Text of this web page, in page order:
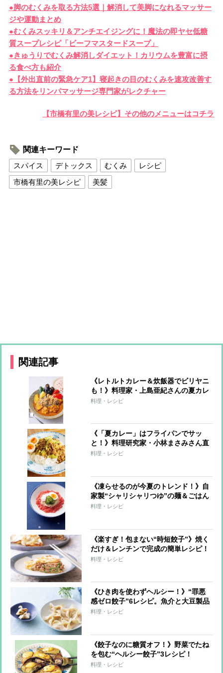
●脚のむくみを取る方法5選｜解消して美脚になれるマッサー
ジや運動まとめ
●むくみスッキリ＆アンチエイジングに！魔法の即ヤセ低糖
質スープレシピ「ビーフマスタードスープ」
●きゅうりでむくみ解消しダイエット！カリウムを豊富に摂
る食べ方も紹介
●【外出直前の緊急ケア1】寝起きの目のむくみを速攻改善す
る方法をリンパマッサージ専門家がレクチャー
【市橋有里の美レシピ】その他のメニューはコチラ
関連キーワード
スパイス
デトックス むくみ
レシピ
市橋有里の美レシピ
美髪
関連記事
《レトルトカレー＆炊飯器でビリヤニ
も！》料理家・上島亜紀さんの夏カレ
ーレシピ
料理・レシピ
《「夏カレー」はフライパンでサッ
と！》料理研究家・小林まさみさん直
伝レシピ
料理・レシピ
《凍らせるのが今夏のトレンド！》自
家製“シャリシャリつゆ”の麺＆ごはん
7レシピ
料理・レシピ
《楽すぎ！包まない“時短餃子”》焼く
だけ＆レンチンで完成の簡単レシピ！
料理・レシピ
《ひき肉を使わずヘルシー！》“罪悪
感ゼロ餃子”6レシピ。魚介と大豆製品
で大満足！
料理・レシピ
《餃子なのに糖質オフ！》野菜でたね
を包む“ヘルシー餃子”3レシピ！
料理・レシピ